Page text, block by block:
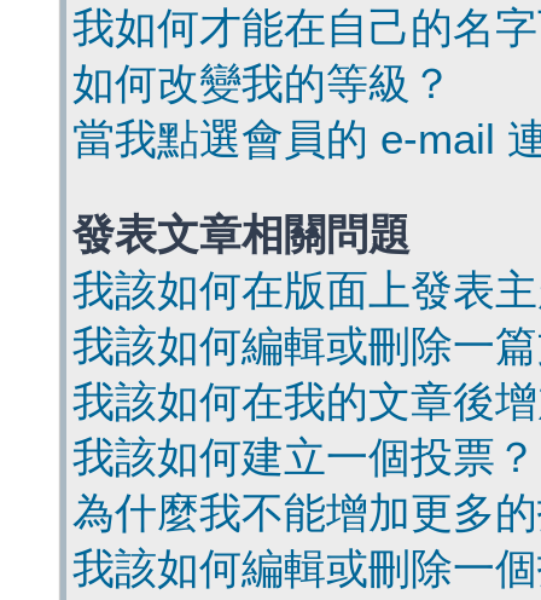
我如何才能在自己的名
如何改變我的等級？
當我點選會員的 e-mail
發表文章相關問題
我該如何在版面上發表
我該如何編輯或刪除一
我該如何在我的文章後
我該如何建立一個投票？
為什麼我不能增加更多
我該如何編輯或刪除一